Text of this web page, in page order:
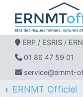
ERP / ESRIS /
01 86 47 59 01
service@ernmt-
ERNMT Officiel
ERP / ESRIS /